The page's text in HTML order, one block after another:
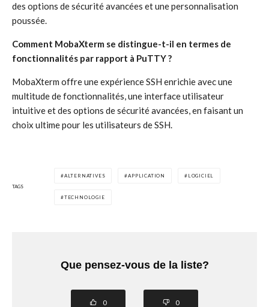
des options de sécurité avancées et une personnalisation
poussée.
Comment MobaXterm se distingue-t-il en termes de
fonctionnalités par rapport à PuTTY ?
MobaXterm offre une expérience SSH enrichie avec une
multitude de fonctionnalités, une interface utilisateur
intuitive et des options de sécurité avancées, en faisant un
choix ultime pour les utilisateurs de SSH.
TAGS
ALTERNATIVES APPLICATION LOGICIEL
TECHNOLOGIE
Que pensez-vous de la liste?
0 0